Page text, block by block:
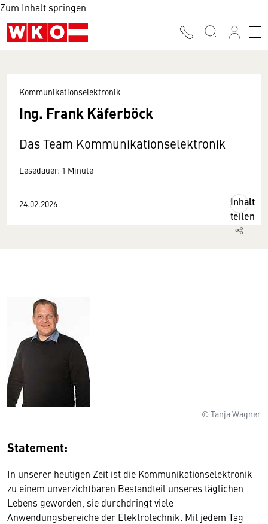
Zum Inhalt springen
Kommunikationselektronik
Ing. Frank Käferböck
Das Team Kommunikationselektronik
Lesedauer: 1 Minute
24.02.2026
Inhalt
teilen
© Tanja Wagner
Statement:
In unserer heutigen Zeit ist die Kommunikationselektronik
zu einem unverzichtbaren Bestandteil unseres täglichen
Lebens geworden, sie durchdringt viele
Anwendungsbereiche der Elektrotechnik. Mit jedem Tag